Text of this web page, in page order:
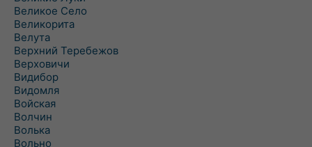
Великое Село
Великорита
Велута
Верхний Теребежов
Верховичи
Видибор
Видомля
Войская
Волчин
Волька
Вольно